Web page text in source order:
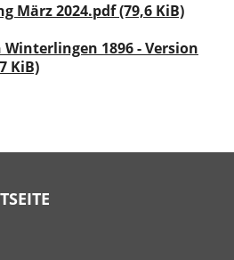
März 2024.pdf(79,6 KiB)
1896 - Version
KiB)